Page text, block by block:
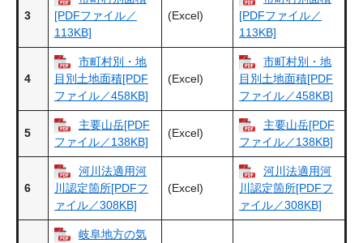
3
[PDFファイル／
113KB]
(Excel)
[PDFファイル／
113KB]
4
市町村別・地
目別土地面積[PDF
ファイル／458KB]
(Excel)
市町村別・地
目別土地面積[PDF
ファイル／458KB]
5
主要山岳[PDF
ファイル／138KB]
(Excel)
主要山岳[PDF
ファイル／138KB]
6
河川法適用河
川認定箇所[PDFフ
ァイル／308KB]
(Excel)
河川法適用河
川認定箇所[PDFフ
ァイル／308KB]
岐阜地方の気